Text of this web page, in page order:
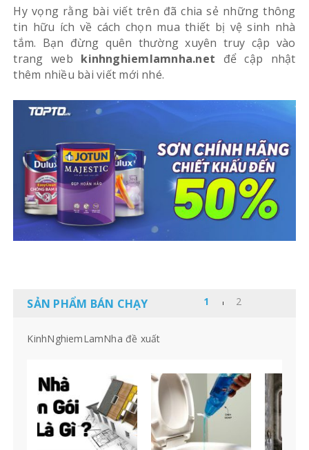
Hy vọng rằng bài viết trên đã chia sẻ những thông
tin hữu ích về cách chọn mua thiết bị vệ sinh nhà
tắm. Bạn đừng quên thường xuyên truy cập vào
trang web kinhnghiemlamnha.net để cập nhật
thêm nhiều bài viết mới nhé.
SẢN PHẨM BÁN CHẠY
KinhNghiemLamNha đề xuất